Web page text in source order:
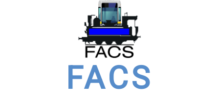
FACS